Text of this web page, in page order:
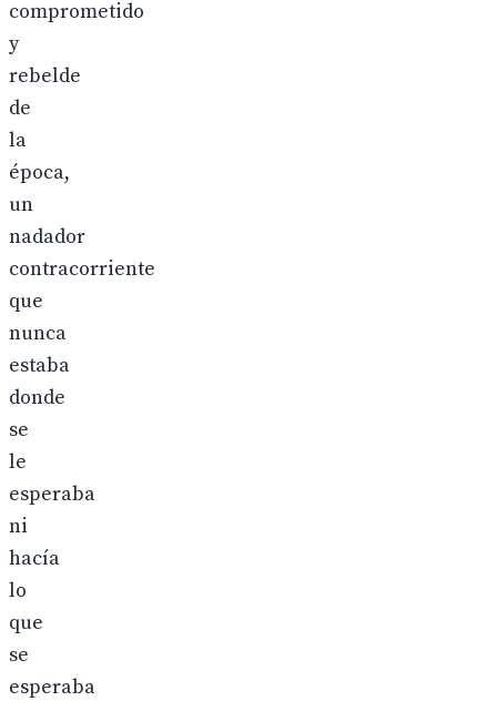
comprometido
y
rebelde
de
la
época,
un
nadador
contracorriente
que
nunca
estaba
donde
se
le
esperaba
ni
hacía
lo
que
se
esperaba